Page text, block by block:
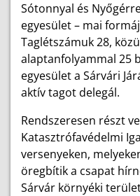
Sótonnyal és
egyesület – mai
Taglétszámuk 28,
alaptanfolyammal 25
egyesület a Sárvári
aktív tagot delegál.
Rendszeresen részt
Katasztrófavédelmi
versenyeken,
öregbítik a csapat
Sárvár környéki